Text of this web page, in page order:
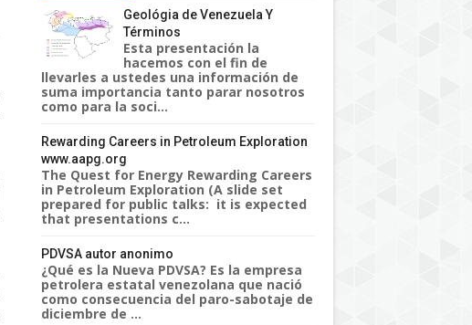
Geológia de Venezuela Y
Términos
Esta presentación la
hacemos con el fin de
llevarles a ustedes una información de
suma importancia tanto parar nosotros
como para la soci...
Rewarding Careers in Petroleum Exploration
www.aapg.org
The Quest for Energy Rewarding Careers
in Petroleum Exploration (A slide set
prepared for public talks: it is expected
that presentations c...
PDVSA autor anonimo
¿Qué es la Nueva PDVSA? Es la empresa
petrolera estatal venezolana que nació
como consecuencia del paro-sabotaje de
diciembre de ...